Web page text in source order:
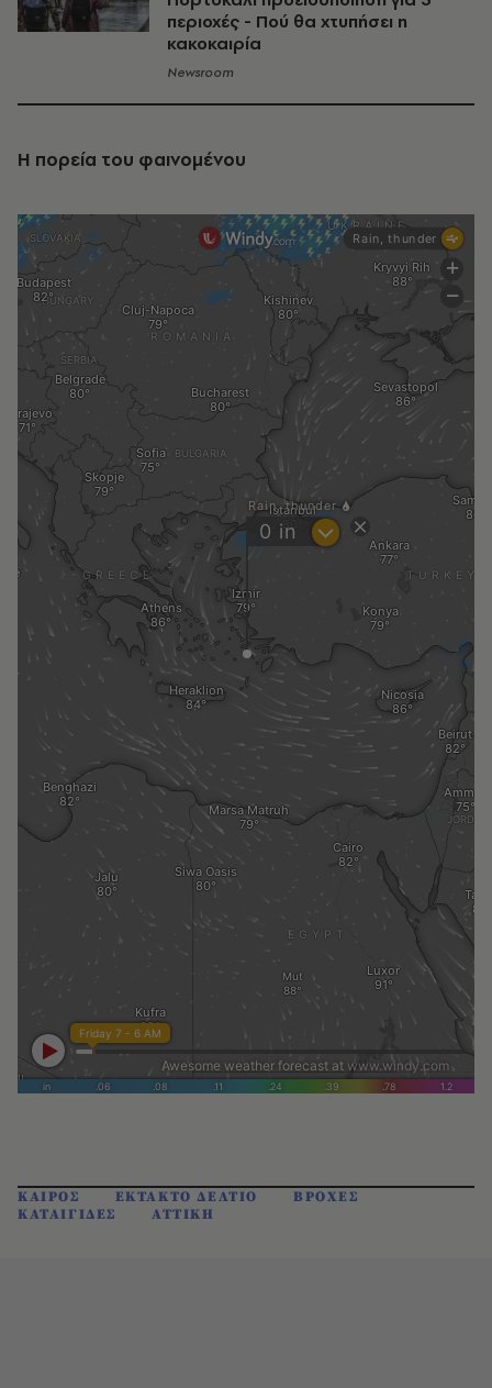
περιοχές - Πού θα χτυπήσει η
κακοκαιρία
Newsroom
Η πορεία του φαινομένου
ΚΑΙΡΟΣ ΕΚΤΑΚΤΟ ΔΕΛΤΙΟ
ΒΡΟΧΕΣ
ΚΑΤΑΙΓΙΔΕΣ
ΑΤΤΙΚΗ